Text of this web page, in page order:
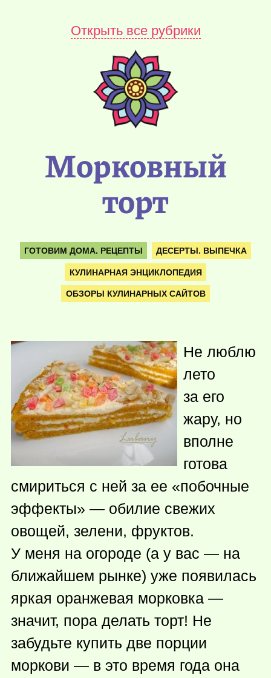
Открыть все рубрики
Морковный
торт
ГОТОВИМ ДОМА. РЕЦЕПТЫ ДЕСЕРТЫ. ВЫПЕЧКА
КУЛИНАРНАЯ ЭНЦИКЛОПЕДИЯ
ОБЗОРЫ КУЛИНАРНЫХ САЙТОВ
Не люблю
лето
за его
жару, но
вполне
готова
смириться с ней за ее «побочные
эффекты» — обилие свежих
овощей, зелени, фруктов.
У меня на огороде (а у вас — на
ближайшем рынке) уже появилась
яркая оранжевая морковка —
значит, пора делать торт! Не
забудьте купить две порции
моркови — в это время года она